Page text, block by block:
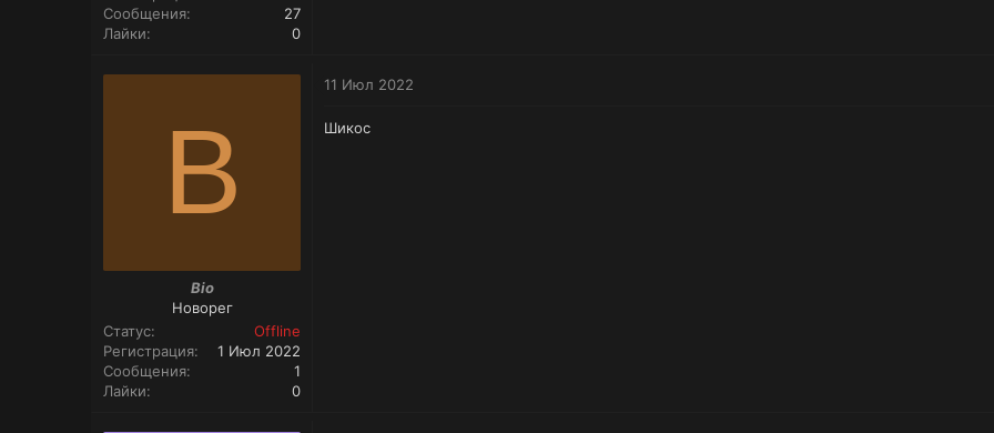
Сообщения
27
Лайки
0
B
Bio
Новорег
Статус
Offline
Регистрация
1 Июл 2022
Сообщения
1
Лайки
0
11 Июл 2022
Шикос